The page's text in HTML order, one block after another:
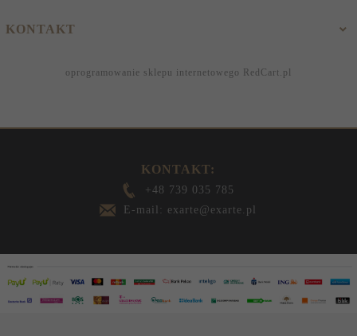
KONTAKT
oprogramowanie sklepu internetowego RedCart.pl
KONTAKT:
+48 739 035 785
E-mail: exarte@exarte.pl